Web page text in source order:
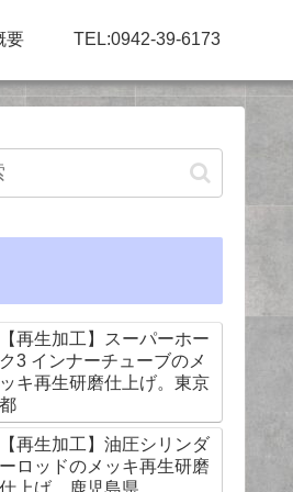
要 TEL:0942-39-6173
【再生加工】スーパーホー
ク3 インナーチューブのメ
ッキ再生研磨仕上げ。東京
都
【再生加工】油圧シリンダ
ーロッドのメッキ再生研磨
仕上げ。鹿児島県